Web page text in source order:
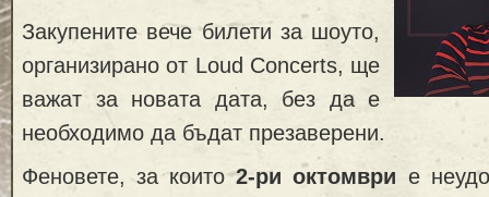
Закупените вече билети за шоуто,
организирано от Loud Concerts, ще
важат за новата дата, без да е
необходимо да бъдат презаверени.
Феновете, за които2-ри октомври е